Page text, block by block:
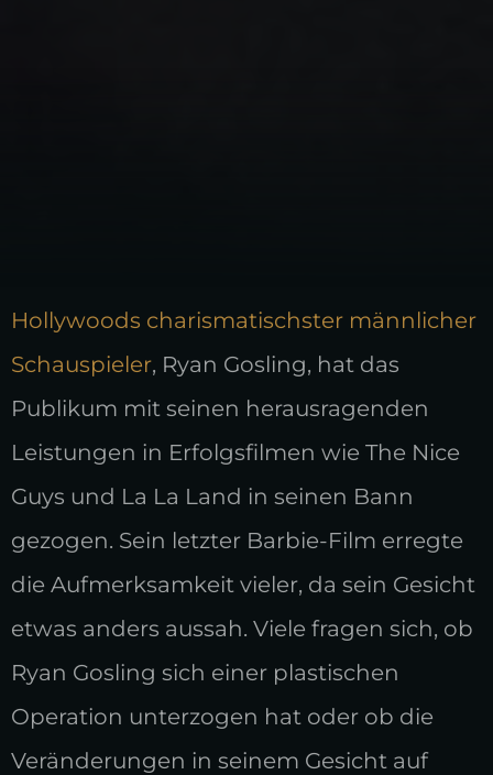
Hollywoods charismatischster männlicher
Schauspieler, Ryan Gosling, hat das
Publikum mit seinen herausragenden
Leistungen in Erfolgsfilmen wie The Nice
Guys und La La Land in seinen Bann
gezogen. Sein letzter Barbie-Film erregte
die Aufmerksamkeit vieler, da sein Gesicht
etwas anders aussah. Viele fragen sich, ob
Ryan Gosling sich einer plastischen
Operation unterzogen hat oder ob die
Veränderungen in seinem Gesicht auf